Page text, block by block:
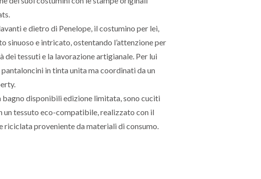
e dietro di Penelope, il costumino per lei,
sinuoso e intricato, ostentando l’attenzione per
dei tessuti e la lavorazione artigianale. Per lui
in tinta unita ma coordinati da un
bagno disponibili edizione limitata, sono cuciti
un tessuto eco-compatibile, realizzato con il
riciclata proveniente da materiali di consumo.